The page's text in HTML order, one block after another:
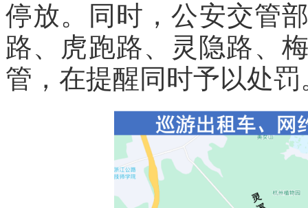
停放。同时，公安交管
路、虎跑路、灵隐路、
管，在提醒同时予以处罚